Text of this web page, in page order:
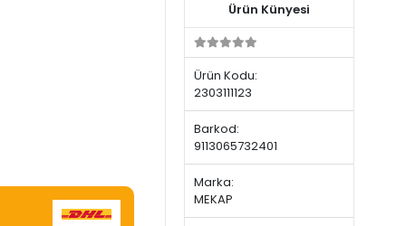
Ürün Künyesi
Ürün Kodu:
2303111123
Barkod:
9113065732401
Marka:
MEKAP